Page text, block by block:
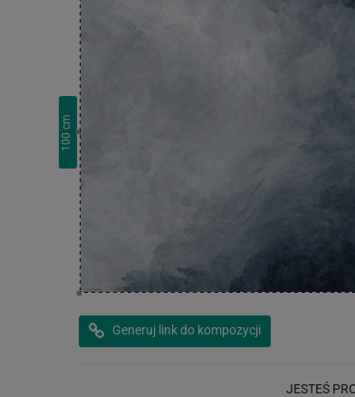
100
cm
Generuj link do kompozycji
JESTEŚ